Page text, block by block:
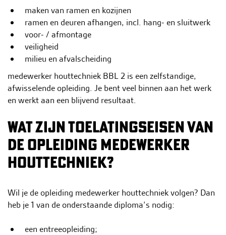
maken van ramen en kozijnen
ramen en deuren afhangen, incl. hang- en sluitwerk
voor- / afmontage
veiligheid
milieu en afvalscheiding
medewerker houttechniek BBL 2 is een zelfstandige,
afwisselende opleiding. Je bent veel binnen aan het werk
en werkt aan een blijvend resultaat.
WAT ZIJN TOELATINGSEISEN VAN
DE OPLEIDING MEDEWERKER
HOUTTECHNIEK?
Wil je de opleiding medewerker houttechniek volgen? Dan
heb je 1 van de onderstaande diploma’s nodig:
een entreeopleiding;